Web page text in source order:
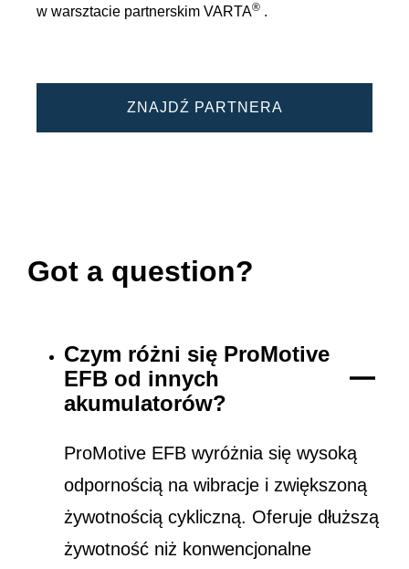
w warsztacie partnerskim VARTA® .
ZNAJDŹ PARTNERA
Got a question?
Czym różni się ProMotive
EFB od innych
akumulatorów?
ProMotive EFB wyróżnia się wysoką
odpornością na wibracje i zwiększoną
żywotnością cykliczną. Oferuje dłuższą
żywotność niż konwencjonalne